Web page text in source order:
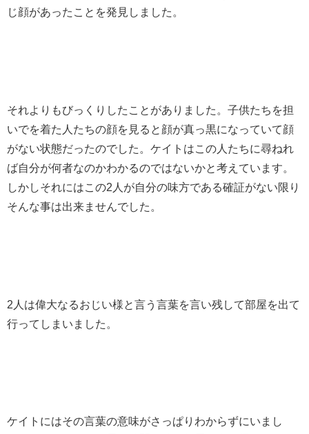
じ顔があったことを発見しました。
それよりもびっくりしたことがありました。子供たちを担
いでを着た人たちの顔を見ると顔が真っ黒になっていて顔
がない状態だったのでした。ケイトはこの人たちに尋ねれ
ば自分が何者なのかわかるのではないかと考えています。
しかしそれにはこの2人が自分の味方である確証がない限り
そんな事は出来ませんでした。
2人は偉大なるおじい様と言う言葉を言い残して部屋を出て
行ってしまいました。
ケイトにはその言葉の意味がさっぱりわからずにいまし